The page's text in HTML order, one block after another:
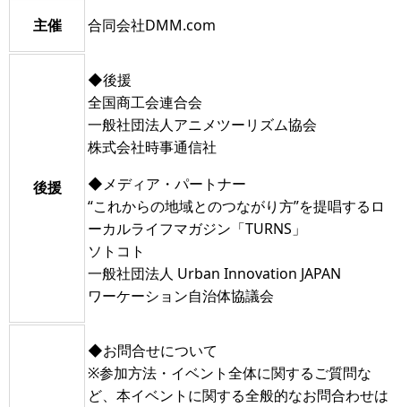
主催 合同会社DMM.com
後援
◆後援
全国商工会連合会
一般社団法人アニメツーリズム協会
株式会社時事通信社
◆メディア・パートナー
“これからの地域とのつながり方”を提唱するロ
ーカルライフマガジン「TURNS」
ソトコト
一般社団法人 Urban Innovation JAPAN
ワーケーション自治体協議会
◆お問合せについて
※参加方法・イベント全体に関するご質問な
ど、本イベントに関する全般的なお問合わせは